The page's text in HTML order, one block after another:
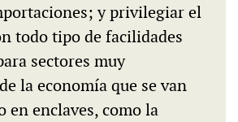
y privilegiar el
todo tipo de facilidades
sectores muy
la economía que se van
en enclaves, como la